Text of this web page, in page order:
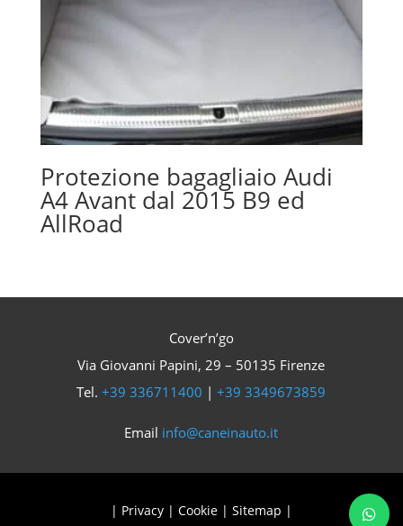
Protezione bagagliaio Audi
A4 Avant dal 2015 B9 ed
AllRoad
Cover’n’go
Via Giovanni Papini, 29 – 50135 Firenze
Tel.+39 336711400 |+39 3349673859
Email info@caneinauto.it
| Privacy| Cookie| Sitemap |